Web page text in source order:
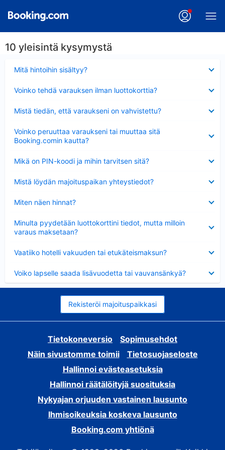
10 yleisintä kysymystä
Mitä hintoihin sisältyy?
Voinko tehdä varauksen ilman luottokorttia?
Mistä tiedän, että varaukseni on vahvistettu?
Voinko peruuttaa varaukseni tai muuttaa sitä
Booking.comin kautta?
Mikä on PIN-koodi ja mihin tarvitsen sitä?
Mistä löydän majoituspaikan yhteystiedot?
Miten näen hinnat?
Minulta pyydetään luottokorttini tiedot, mutta milloin
varaus maksetaan?
Vaatiiko hotelli vakuuden tai etukäteismaksun?
Voiko lapselle saada lisävuodetta tai vauvansänkyä?
Rekisteröi majoituspaikkasi
Tietokoneversio
Sopimusehdot
Näin sivustomme toimii
Tietosuojaseloste
Hallinnoi evästeasetuksia
Hallinnoi räätälöityjä suosituksia
Nykyajan orjuuden vastainen lausunto
Ihmisoikeuksia koskeva lausunto
Booking.com yhtiönä